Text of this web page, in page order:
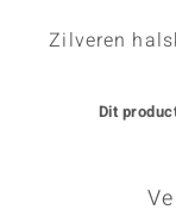
Zilveren
Dit